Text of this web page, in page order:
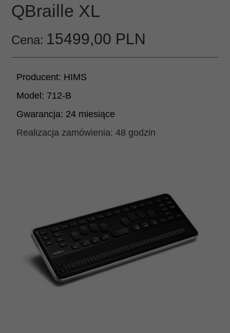
QBraille XL
Cena: 15499,00 PLN
Producent: HIMS
Model: 712-B
Gwarancja: 24 miesiące
Realizacja zamówienia:48 godzin